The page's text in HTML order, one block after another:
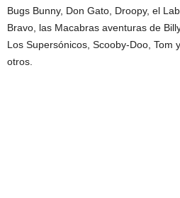
Bugs Bunny, Don Gato, Droopy, el
Bravo, las Macabras aventuras de
Los Supersónicos, Scooby-Doo, Tom
otros.